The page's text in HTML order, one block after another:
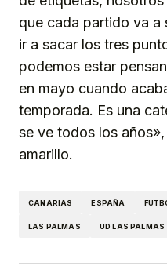
que cada partido va a
ir a sacar los tres
podemos estar
en mayo cuando
temporada. Es una
se ve todos los
amarillo.
CANARIAS ESPAÑA
LAS PALMAS UD LAS PALMAS